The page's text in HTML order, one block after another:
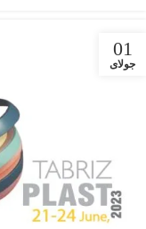
01
جولای